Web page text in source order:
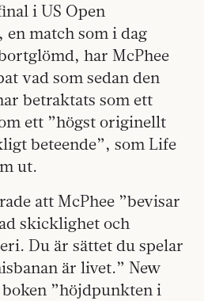
i US Open
en match som i dag
har McPhee
vad som sedan den
betraktats som ett
ett ”högst originellt
beteende”, som Life
ut.
att McPhee ”bevisar
skicklighet och
Du är sättet du spelar
är livet.” New
”höjdpunkten i